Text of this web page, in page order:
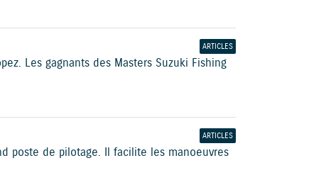
ARTICLES
Les gagnants des Masters Suzuki Fishing
ARTICLES
poste de pilotage. Il facilite les manoeuvres